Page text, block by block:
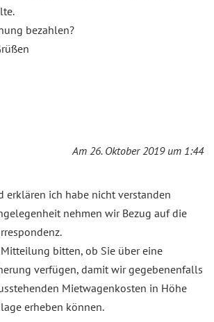
bezahlen?
Am 26. Oktober 2019 um 1:44
erklären ich habe nicht verstanden
nehmen wir Bezug auf die
bitten, ob Sie über eine
verfügen, damit wir gegebenenfalls
Mietwagenkosten in Höhe
erheben können.